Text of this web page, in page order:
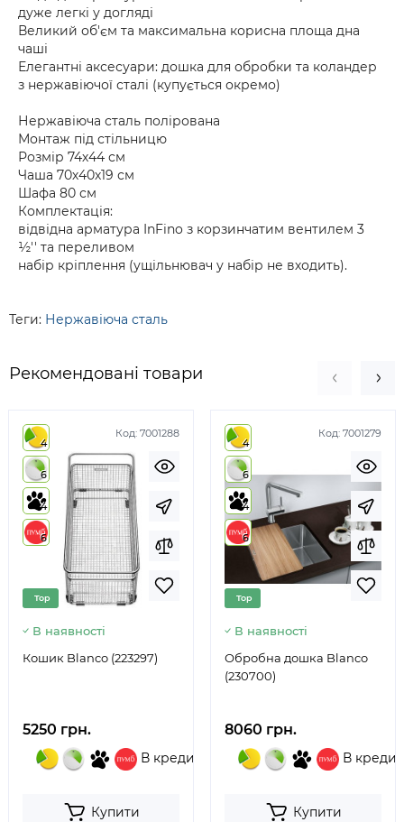
дуже легкі у догляді
Великий об'єм та максимальна корисна площа дна
чаші
Елегантні аксесуари: дошка для обробки та коландер
з нержавіючої сталі (купується окремо)
Нержавіюча сталь полірована
Монтаж під стільницю
Розмір 74х44 см
Чаша 70х40х19 см
Шафа 80 см
Комплектація:
відвідна арматура InFino з корзинчатим вентилем 3
½'' та переливом
набір кріплення (ущільнювач у набір не входить).
Теги: Нержавіюча сталь
Рекомендовані товари
Код: 7001288
4
6
4
6
Top
В наявності
Кошик Blanco (223297)
5250 грн.
В кредит
Купити
Код: 7001279
4
6
4
6
Top
В наявності
Обробна дошка Blanco
(230700)
8060 грн.
В кредит
Купити